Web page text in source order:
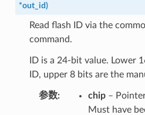
*out_id)
Read flash ID via the
command.
ID is a 24-bit value. Lower
ID, upper 8 bits are the
参数 chip–
Must have